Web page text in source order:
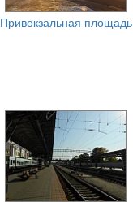
Привокзальная площадь